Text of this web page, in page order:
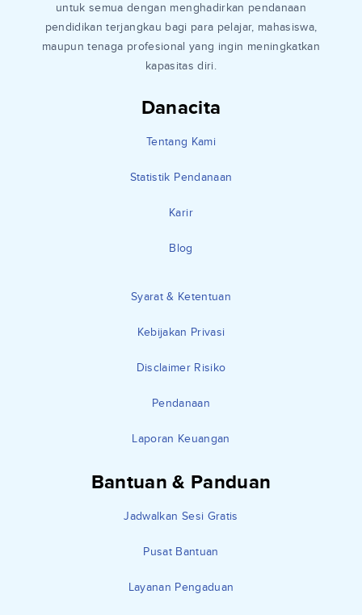
Danacita
Tentang Kami
Statistik Pendanaan
Karir
Blog
Syarat & Ketentuan
Kebijakan Privasi
Disclaimer Risiko
Pendanaan
Laporan Keuangan
Bantuan & Panduan
Jadwalkan Sesi Gratis
Pusat Bantuan
Layanan Pengaduan
untuk semua dengan menghadirkan pendanaan
pendidikan terjangkau bagi para pelajar, mahasiswa,
maupun tenaga profesional yang ingin meningkatkan
kapasitas diri.